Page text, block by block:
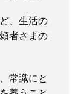
、生活の
者さまの
常識にと